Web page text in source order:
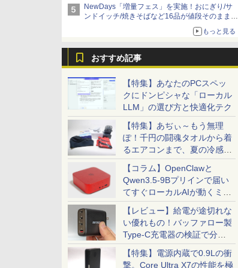
NewDays「増量フェス」を実施！おにぎり/サ
ンドイッチ/焼きそばなど16品が値段そのままで
もっと見る
おすすめ記事
【特集】あなたのPCスペッ
クにドンピシャな「ローカル
LLM」の選び方と快適化テク
【特集】あぢぃ～もう無理
ぽ！千円の闘魂タオルから着
るエアコンまで、夏の冷感グ
ッズ一挙紹介
【コラム】OpenClawと
Qwen3.5-9Bプリインで届い
てすぐローカルAIが動くミニ
PC「SER9 Pro」
【レビュー】給電が途切れな
い優れもの！バッファロー製
Type-C充電器の検証で分か
ったこと
【特集】電源内蔵で0.9Lの衝
撃。Core Ultra X7の性能を極